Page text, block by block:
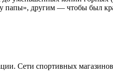
папы», другим — чтобы был
Сети спортивных